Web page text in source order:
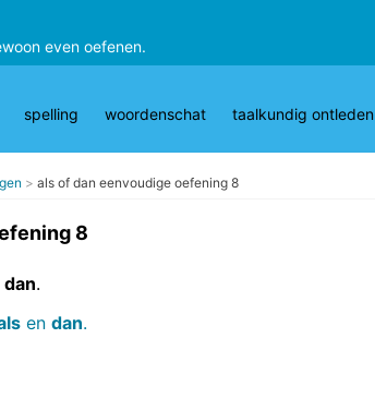
even oefenen.
spelling woordenschat taalkundig ontleden
als of dan eenvoudige oefening 8
8
dan.
en dan.